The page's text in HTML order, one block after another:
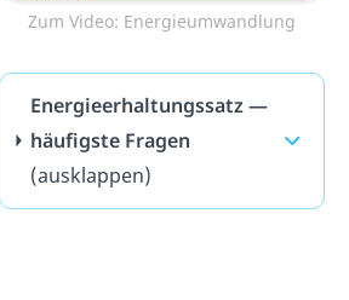
Zum Video: Energieumwandlung
Energieerhaltungssatz —
häufigste Fragen
(ausklappen)